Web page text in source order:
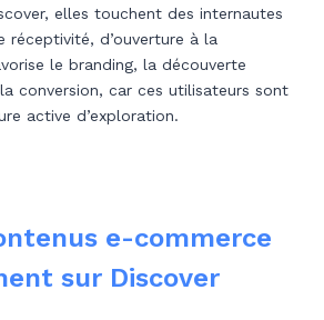
elles touchent des internautes
réceptivité, d’ouverture à la
le branding, la découverte
conversion, car ces utilisateurs sont
active d’exploration.
e-commerce
sur Discover